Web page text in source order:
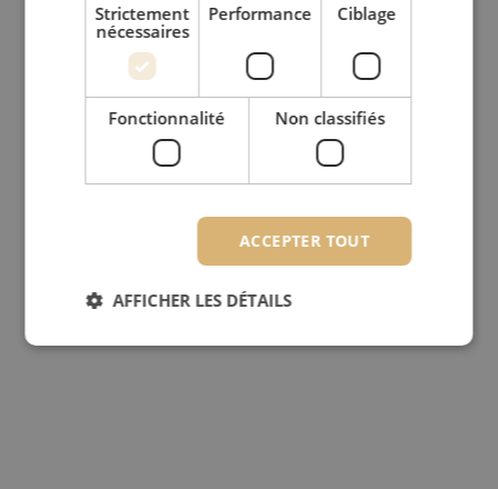
Strictement
nécessaires
Performance Ciblage
Fonctionnalité Non classifiés
ACCEPTER TOUT
AFFICHER LES DÉTAILS